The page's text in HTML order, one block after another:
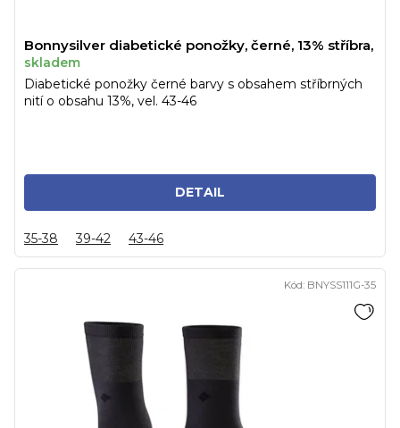
Bonnysilver diabetické ponožky, černé, 13% stříbra,
skladem
DETAIL
Diabetické ponožky černé barvy s obsahem stříbrných
nití o obsahu 13%, vel. 43-46
35-38 39-42 43-46
Kód: BNYSS111G-35